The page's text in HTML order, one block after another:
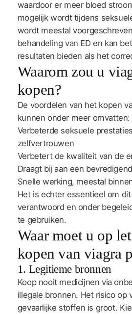
waardoor er meer bloed
mogelijk wordt tijdens
wordt meestal
behandeling van ED en kan
resultaten bieden als het
Waarom zou u
kopen?
De voordelen van het kopen
kunnen onder meer omvatten:
Verbeterde seksuele
zelfvertrouwen
Verbetert de kwaliteit van de
Draagt bij aan een
Snelle werking, meestal
Het is echter essentieel om
verantwoord en onder
te gebruiken.
Waar moet u op
kopen van viagra
1. Legitieme bronnen
Koop nooit medicijnen via
illegale bronnen. Het risico op
gevaarlijke stoffen is groot.